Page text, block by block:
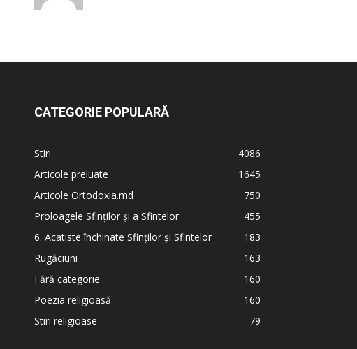
CATEGORIE POPULARĂ
Stiri
4086
Articole preluate
1645
Articole Ortodoxia.md
750
Proloagele Sfinților și a Sfintelor
455
6. Acatiste închinate Sfinților și Sfintelor
183
Rugăciuni
163
Fără categorie
160
Poezia religioasă
160
Stiri religioase
79